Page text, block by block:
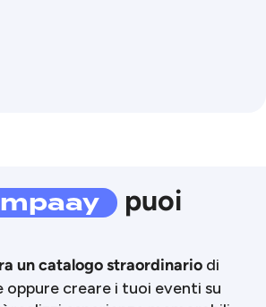
puoi
un catalogo straordinario di
oppure creare i tuoi eventi su